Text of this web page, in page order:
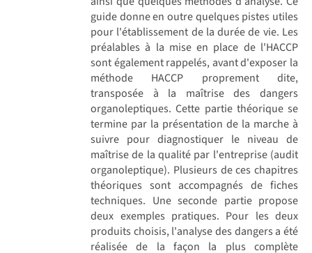
guide donne en outre quelques pistes utiles
pour l'établissement de la durée de vie. Les
préalables à la mise en place de l'HACCP
sont également rappelés, avant d'exposer la
méthode HACCP proprement dite,
transposée à la maîtrise des dangers
organoleptiques. Cette partie théorique se
termine par la présentation de la marche à
suivre pour diagnostiquer le niveau de
maîtrise de la qualité par l'entreprise (audit
organoleptique). Plusieurs de ces chapitres
théoriques sont accompagnés de fiches
techniques. Une seconde partie propose
deux exemples pratiques. Pour les deux
produits choisis, l'analyse des dangers a été
réalisée de la façon la plus complète